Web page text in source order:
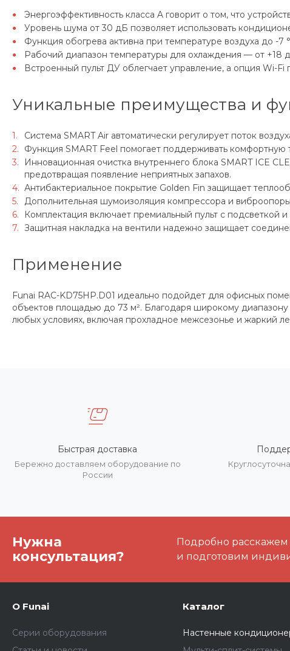
Энергоэффективность класса A говорит о том, что
Уровень шума от 30 дБ позволяет использовать
Функция обогрева активна при температуре воздуха до -
Рабочий диапазон температуры для охлаждения — от +18
Встроенный пульт ДУ облегчает управление, а опция Wi-
Уникальные преимущества и
Система SMART Air автоматически регулирует поток
Функция SMART Feel помогает поддерживать комфортную
Инновационная очистка внутреннего блока SMART ICE
предотвращая появление неприятных запахов.
Антибактериальное покрытие Golden Fin защищает
Дополнительная шумоизоляция компрессора и
Комплектация включает премиальный пульт с подсветкой
Защитная накладка на вентили надежно защищает
Применение
Funai RAC-KD75HP.D01 идеально подойдет для офисных
объектов площадью до 73 м². Благодаря широкому
любых условиях, включая прохладное межсезонье и жаркий
Быстрая доставка
Бережно доставляем оборудование по
России
Нужна
консультация?
Подробно расскажем
и подготовим
О Funai
Серии оборудования
Каталог
Настенные